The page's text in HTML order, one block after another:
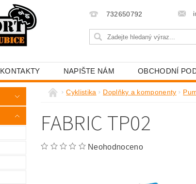
732650792
KONTAKTY NAPIŠTE NÁM OBCHODNÍ
Cyklistika Doplňky a komponenty
FABRIC TP02
Neohodnoceno